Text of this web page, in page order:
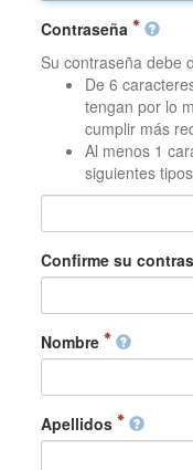
Contraseña
Su contraseña debe
De 6
tengan por lo
cumplir más
Al menos 1
siguientes
Confirme su
Nombre
Apellidos